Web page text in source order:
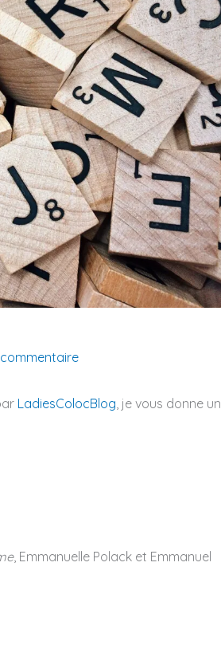
LadiesColocBlog , je vous donne un
, Emmanuelle Polack et Emmanuel